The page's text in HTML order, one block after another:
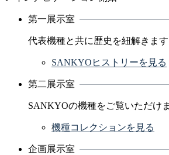
第一展示室
代表機種と共に歴史を紐解きます
SANKYOヒストリーを見る
第二展示室
SANKYOの機種をご覧いただけま
機種コレクションを見る
企画展示室